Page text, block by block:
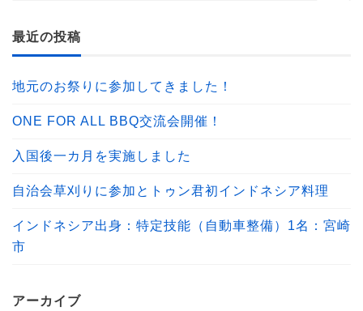
最近の投稿
地元のお祭りに参加してきました！
ONE FOR ALL BBQ交流会開催！
入国後一カ月を実施しました
自治会草刈りに参加とトゥン君初インドネシア料理
インドネシア出身：特定技能（自動車整備）1名：宮崎
市
アーカイブ